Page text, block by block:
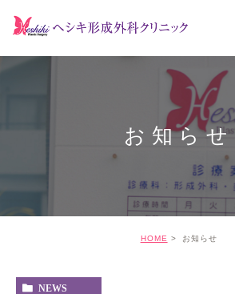
お知らせ
HOME お知らせ
NEWS